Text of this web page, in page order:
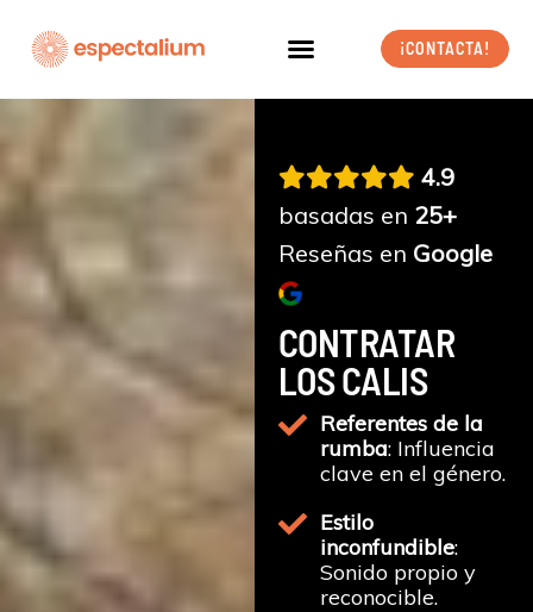
¡CONTACTA!
4.9
basadas en 25+
Reseñas en Google
CONTRATAR
LOS CALIS
Referentes de la
rumba: Influencia
clave en el género.
Estilo
inconfundible:
Sonido propio y
reconocible.